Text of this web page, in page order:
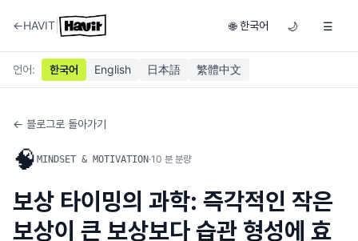
←HAVIT 🌐 한국어 🌙 ☰
언어: 한국어 English 日本語 繁體中文
← 블로그로 돌아가기
🧠 MINDSET & MOTIVATION·10 분 분량
보상 타이밍의 과학: 즉각적인 작은
보상이 큰 보상보다 습관 형성에 효